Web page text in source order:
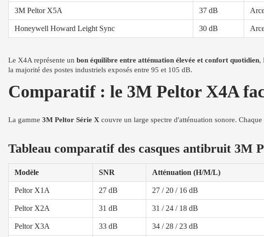
3M Peltor X5A 37 dB
Honeywell Howard Leight Sync 30 dB
Le X4A représente un bon équilibre entre atténuation élevée et confort quotidien,
la majorité des postes industriels exposés entre 95 et 105 dB.
Comparatif : le 3M Peltor X4A
La gamme 3M Peltor Série X couvre un large spectre d'atténuation sonore.
Tableau comparatif des casques antibruit 3M
Modèle SNR Atténuation (H/M/L)
Peltor X1A 27 dB 27 / 20 / 16 dB
Peltor X2A 31 dB 31 / 24 / 18 dB
Peltor X3A 33 dB 34 / 28 / 23 dB